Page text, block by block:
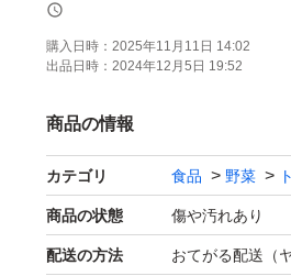
キズ有り・異型有りのワケあ
家庭用として、取り扱う分に
なるべくしっかりしたトマト
まれに、発送中や気温の変化
購入日時： 2025年11月11日 14:02
出品日時： 2024年12月5日 19:52
商品の情報
カテゴリ 食品 野菜
商品の状態 傷や汚れあり
配送の方法 おてがる配送（